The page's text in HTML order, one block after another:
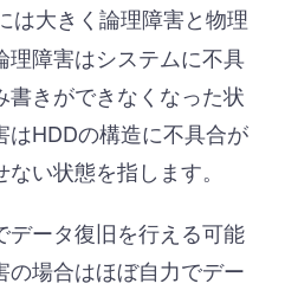
は大きく論理障害と物理
障害はシステムに不具
きができなくなった状
HDDの構造に不具合が
い状態を指します。
ータ復旧を行える可能
場合はほぼ自力でデー